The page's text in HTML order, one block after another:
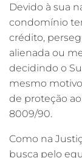
Devido à sua
condomínio
crédito,
alienada ou
decidindo o
mesmo
de proteção
8009/90.
Como na
busca pelo